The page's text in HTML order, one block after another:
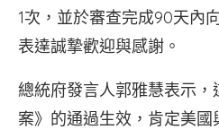
1次，並於審查完成90天內
表達誠摯歡迎與感謝。
總統府發言人郭雅慧表示
案》的通過生效，肯定美